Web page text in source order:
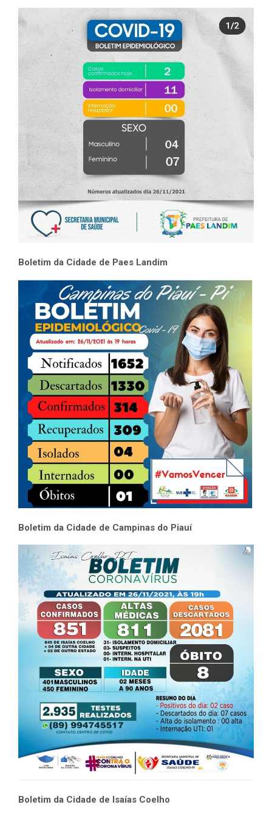
Boletim da Cidade de Paes Landim
Boletim da Cidade de Campinas do Piauí
Boletim da Cidade de Isaías Coelho